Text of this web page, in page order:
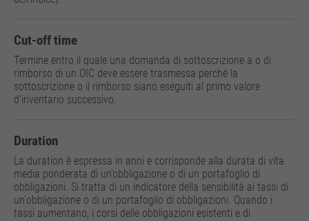
Cut-off time
Termine entro il quale una domanda di sottoscrizione a o di
rimborso di un OIC deve essere trasmessa perché la
sottoscrizione o il rimborso siano eseguiti al primo valore
d’inventario successivo.
Duration
La duration è espressa in anni e corrisponde alla durata di vita
media ponderata di un’obbligazione o di un portafoglio di
obbligazioni. Si tratta di un indicatore della sensibilità ai tassi di
un'obbligazione o di un portafoglio di obbligazioni. Quando i
tassi aumentano, i corsi delle obbligazioni esistenti e di